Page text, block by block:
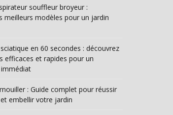
souffleur broyeur :
meilleurs modèles pour un jardin
en 60 secondes : découvrez
efficaces et rapides pour un
: Guide complet pour réussir
embellir votre jardin